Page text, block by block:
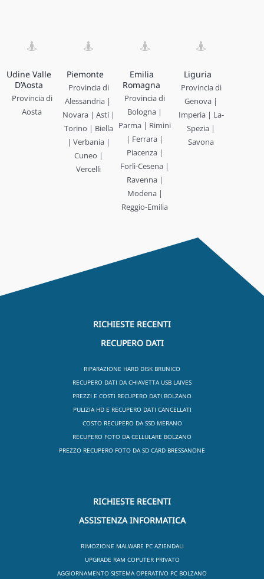
Udine Valle
D’Aosta
Provincia di
Aosta
Piemonte
Provincia di
Alessandria |
Novara | Asti |
Torino | Biella
| Verbania |
Cuneo |
Vercelli
Emilia
Romagna
Provincia di
Bologna |
Parma | Rimini
| Ferrara |
Piacenza |
Forlì-Cesena |
Ravenna |
Modena |
Reggio-Emilia
Liguria
Provincia di
Genova |
Imperia | La-
Spezia |
Savona
RICHIESTE RECENTI
RECUPERO DATI
RIPARAZIONE HARD DISK BRUNICO
RECUPERO DATI DA CHIAVETTA USB LAIVES
PREZZI E COSTI RECUPERO DATI BOLZANO
PULIZIA HD E RECUPERO DATI CANCELLATI
COSTO RECUPERO DA SSD MERANO
RECUPERO FOTO DA CELLULARE BOLZANO
PREZZO RECUPERO FOTO DA SD CARD BRESSANONE
RICHIESTE RECENTI
ASSISTENZA INFORMATICA
RIMOZIONE MALWARE PC AZIENDALI
UPGRADE RAM COPUTER PRIVATO
AGGIORNAMENTO SISTEMA OPERATIVO PC BOLZANO